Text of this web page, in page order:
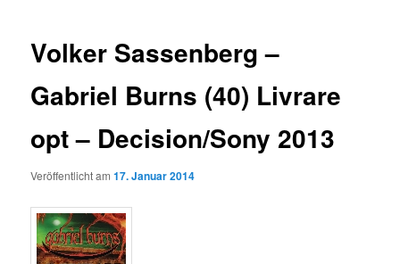
Volker Sassenberg –
Gabriel Burns (40) Livrare
opt – Decision/Sony 2013
Veröffentlicht am17. Januar 2014